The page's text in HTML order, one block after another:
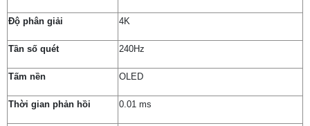
Độ phân giải 4K
Tần số quét 240Hz
Tấm nền OLED
Thời gian phản hồi 0.01 ms